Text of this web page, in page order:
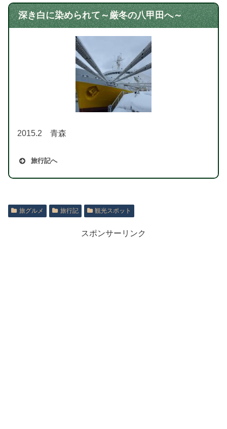
深き白に染められて～厳冬の八甲田へ～
2015.2 青森
旅行記へ
旅グルメ 旅行記 観光スポット
スポンサーリンク